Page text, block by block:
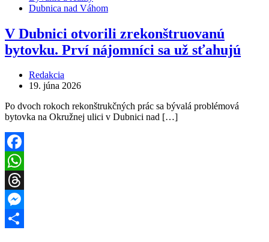
Dubnica nad Váhom
V Dubnici otvorili zrekonštruovanú
bytovku. Prví nájomníci sa už sťahujú
Redakcia
19. júna 2026
Po dvoch rokoch rekonštrukčných prác sa bývalá problémová
bytovka na Okružnej ulici v Dubnici nad […]
Facebook
WhatsApp
Threads
Messenger